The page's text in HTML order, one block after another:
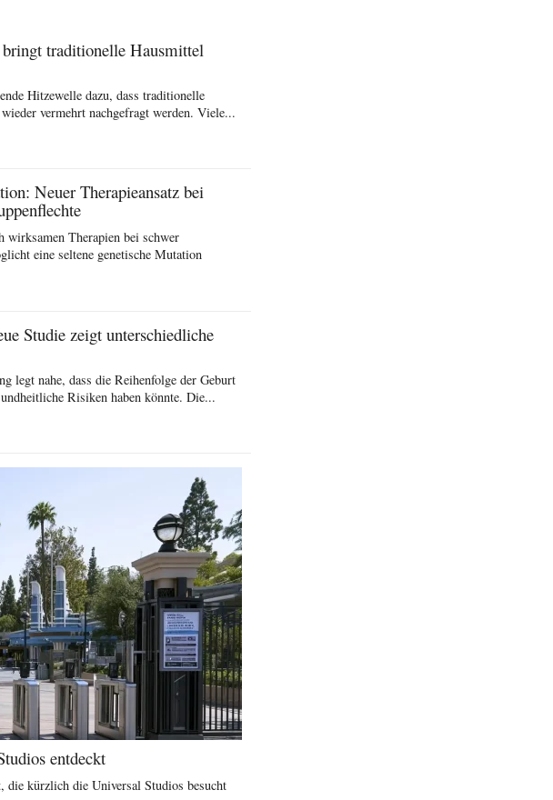
traditionelle Hausmittel
Hitzewelle dazu, dass traditionelle
vermehrt nachgefragt werden. Viele...
Neuer Therapieansatz bei
wirksamen Therapien bei schwer
eine seltene genetische Mutation
Studie zeigt unterschiedliche
legt nahe, dass die Reihenfolge der Geburt
Risiken haben könnte. Die...
entdeckt
die kürzlich die Universal Studios besucht